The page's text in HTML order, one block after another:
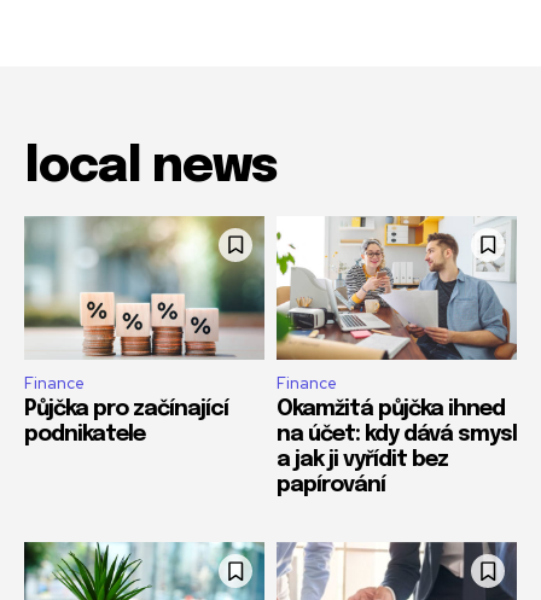
local news
Finance
Půjčka pro začínající
podnikatele
Finance
Okamžitá půjčka ihned
na účet: kdy dává smysl
a jak ji vyřídit bez
papírování